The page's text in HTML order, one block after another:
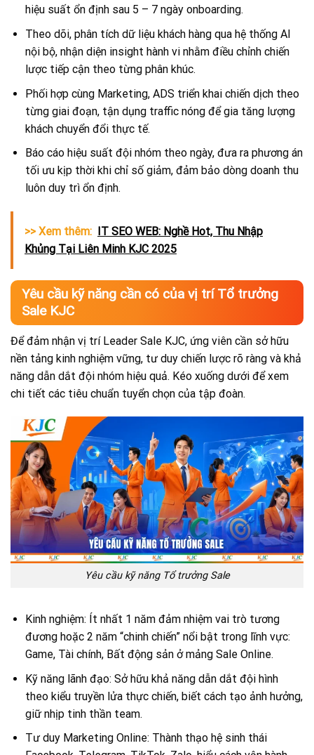
hiệu suất ổn định sau 5 – 7 ngày onboarding.
Theo dõi, phân tích dữ liệu khách hàng qua hệ thống AI
nội bộ, nhận diện insight hành vi nhằm điều chỉnh chiến
lược tiếp cận theo từng phân khúc.
Phối hợp cùng Marketing, ADS triển khai chiến dịch theo
từng giai đoạn, tận dụng traffic nóng để gia tăng lượng
khách chuyển đổi thực tế.
Báo cáo hiệu suất đội nhóm theo ngày, đưa ra phương án
tối ưu kịp thời khi chỉ số giảm, đảm bảo dòng doanh thu
luôn duy trì ổn định.
>> Xem thêm: IT SEO WEB: Nghề Hot, Thu Nhập
Khủng Tại Liên Minh KJC 2025
Yêu cầu kỹ năng cần có của vị trí Tổ trưởng
Sale KJC
Để đảm nhận vị trí Leader Sale KJC, ứng viên cần sở hữu
nền tảng kinh nghiệm vững, tư duy chiến lược rõ ràng và khả
năng dẫn dắt đội nhóm hiệu quả. Kéo xuống dưới để xem
chi tiết các tiêu chuẩn tuyển chọn của tập đoàn.
Yêu cầu kỹ năng Tổ trưởng Sale
Kinh nghiệm: Ít nhất 1 năm đảm nhiệm vai trò tương
đương hoặc 2 năm “chinh chiến” nổi bật trong lĩnh vực:
Game, Tài chính, Bất động sản ở mảng Sale Online.
Kỹ năng lãnh đạo: Sở hữu khả năng dẫn dắt đội hình
theo kiểu truyền lửa thực chiến, biết cách tạo ảnh hưởng,
giữ nhịp tinh thần team.
Tư duy Marketing Online: Thành thạo hệ sinh thái